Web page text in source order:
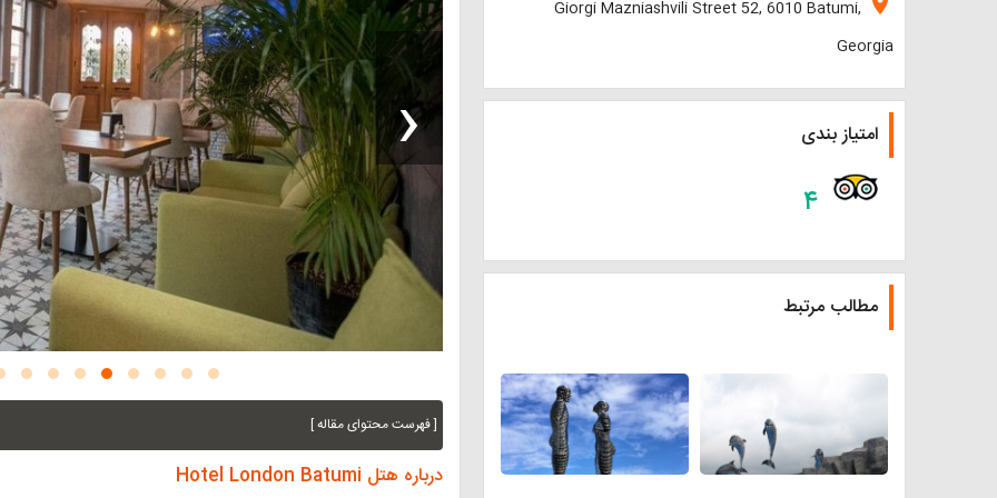
‹
[ فهرست محتوای مقاله ]
درباره هتل Hotel London Batumi
Giorgi Mazniashvili Street 52, 6010 Batumi,
Georgia
امتیاز بندی
۴
مطالب مرتبط